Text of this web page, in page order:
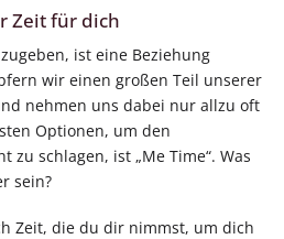
Zeit für dich
ist eine Beziehung
wir einen großen Teil unserer
nehmen uns dabei nur allzu oft
Optionen, um den
zu schlagen, ist „Me Time“. Was
sein?
Zeit, die du dir nimmst, um dich